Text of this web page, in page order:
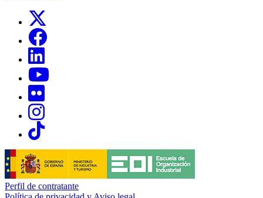
Links, Opens in this window
Links, Opens in this window
Links, Opens in this window
Links, Opens in this window
Links, Opens in this window
Perfil de contratante